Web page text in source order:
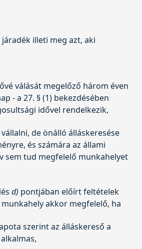
illeti meg azt, aki
válását megelőző három éven
- a 27. § (1) bekezdésében
idővel rendelkezik,
de önálló álláskeresése
és számára az állami
sem tud megfelelő munkahelyet
d) pontjában előírt feltételek
akkor megfelelő, ha
szerint az álláskereső a